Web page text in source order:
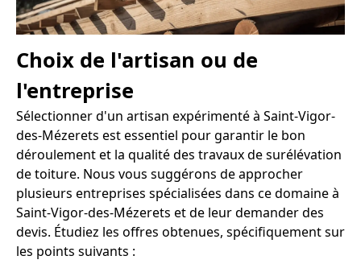
Choix de l'artisan ou de
l'entreprise
Sélectionner d'un artisan expérimenté à Saint-Vigor-
des-Mézerets est essentiel pour garantir le bon
déroulement et la qualité des travaux de surélévation
de toiture. Nous vous suggérons de approcher
plusieurs entreprises spécialisées dans ce domaine à
Saint-Vigor-des-Mézerets et de leur demander des
devis. Étudiez les offres obtenues, spécifiquement sur
les points suivants :